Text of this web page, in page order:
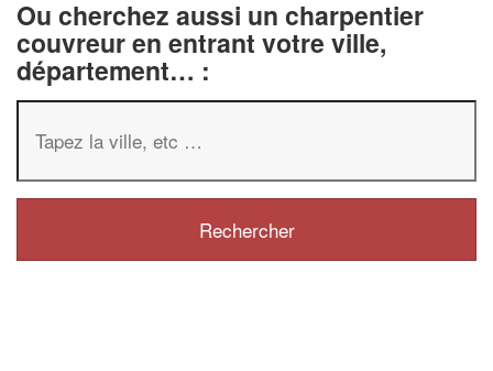
Ou cherchez aussi un charpentier
couvreur en entrant votre ville,
département… :